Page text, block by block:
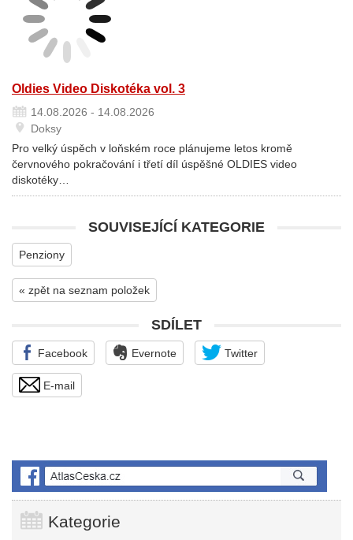
Oldies Video Diskotéka vol. 3
14.08.2026 - 14.08.2026
Doksy
Pro velký úspěch v loňském roce plánujeme letos kromě
červnového pokračování i třetí díl úspěšné OLDIES video
diskotéky…
SOUVISEJÍCÍ KATEGORIE
Penziony
« zpět na seznam položek
SDÍLET
Facebook Evernote Twitter
E-mail
Kategorie